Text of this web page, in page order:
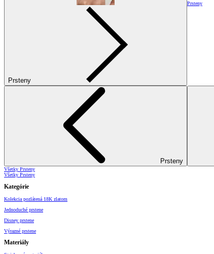
Prsteny
Prsteny
Prsteny
Všetky Prsteny
Všetky Prsteny
Kategórie
Kolekcia pozlátená 18K zlatom
Jednoduché prstene
Disney prstene
Výrazné prstene
Materiály